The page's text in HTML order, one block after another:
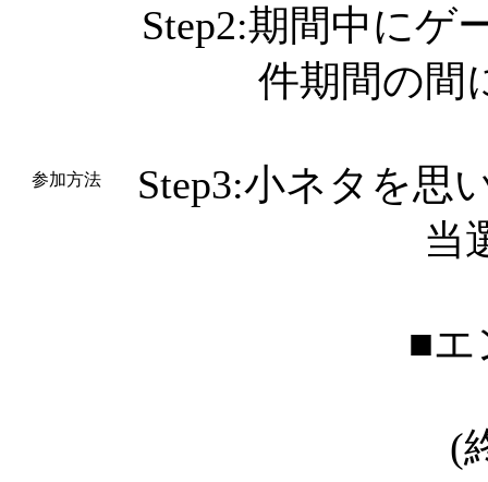
参加方法
Step2:期間中にゲ
件期間の間
Step3:小ネタを思
当
■エ
(